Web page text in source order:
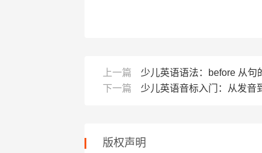
上一篇
少儿英语语法：before 从句
下一篇
少儿英语音标入门：从发音
版权声明